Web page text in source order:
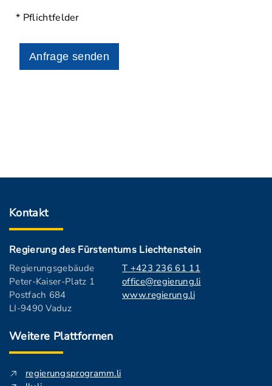
* Pflichtfelder
Anfrage senden
Kontakt
Regierung des Fürstentums Liechtenstein
Regierungsgebäude
Peter-Kaiser-Platz 1
Postfach 684
LI-9490 Vaduz
T +423 236 61 11
office@regierung.li
www.regierung.li
Weitere Plattformen
regierungsprogramm.li